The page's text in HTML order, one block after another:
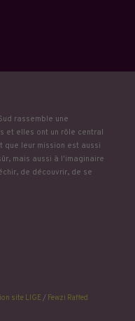
rassemble une
et elles ont un rôle central
que leur mission est aussi
mais aussi à l'imaginaire
de découvrir, de se
site LIGE/ Fewzi Raffed